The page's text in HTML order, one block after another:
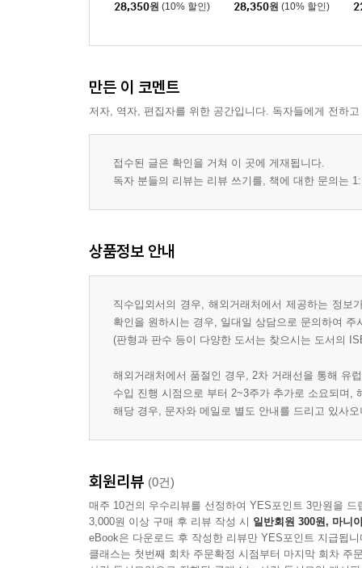
28,350원 (10% 할인) 28,350원 (10% 할인)
만든 이 코멘트
저자, 역자, 편집자를 위한 공간입니다. 독자들에게 전하
접수된 글은 확인을 거쳐 이 곳에 게재됩니다.
독자 분들의 리뷰는 리뷰 쓰기를, 책에 대한 문의는
상품정보 안내
직수입외서의 경우, 해외거래처에서 제공하는 정
확인을 원하시는 경우, 일대일 상담으로 문의하여 주
(판형과 판수 등이 다양한 도서는 찾으시는 도서의
해외거래처에서 품절인 경우, 2차 거래선을 통해 유
수입 진행 시점으로 부터 2~3주가 추가로 소요되며,
해당 경우, 문자와 메일로 별도 안내를 드리고 있사
회원리뷰 (0건)
매주 10건의 우수리뷰를 선정하여 YES포인트 3만원을 드
3,000원 이상 구매 후 리뷰 작성 시 일반회원 300원, 마니
eBook은 다운로드 후 작성한 리뷰만 YES포인트 지급됩니
클래스는 첫번째 회차 주문확정 시점부터 마지막 회차 주